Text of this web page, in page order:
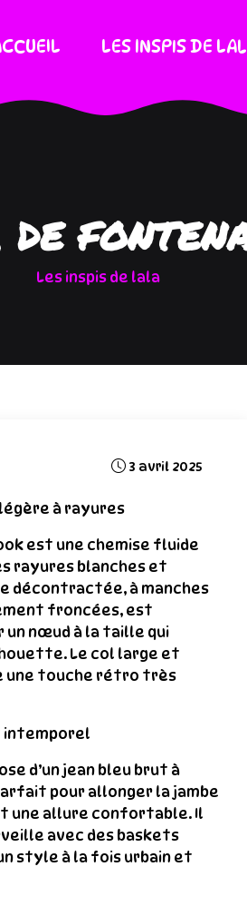
LES INSPIS DE
Les inspis de lala
3 avril 2025
à rayures
est une chemise fluide
rayures blanches et
décontractée, à manches
froncées, est
un nœud à la taille qui
Le col large et
une touche rétro très
intemporel
d’un jean bleu brut à
pour allonger la jambe
une allure confortable. Il
avec des baskets
style à la fois urbain et